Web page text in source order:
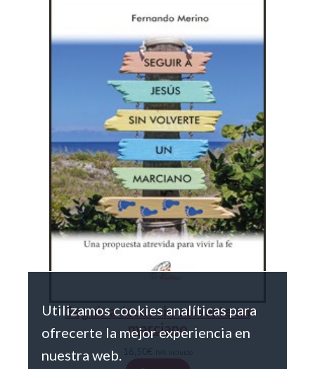
Seguir a Jesús sin volverte un
marciano
Utilizamos cookies analíticas para
ofrecerte la mejor experiencia en
nuestra web.